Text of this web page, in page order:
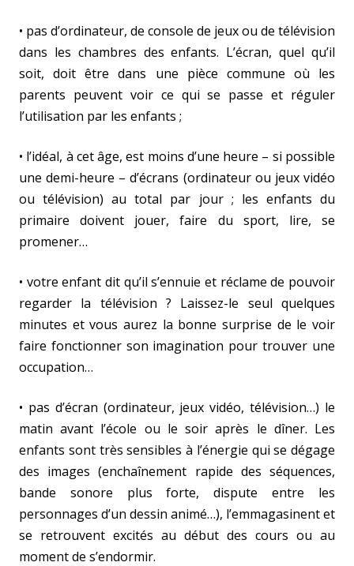
• pas d’ordinateur, de console de jeux ou de télévision
dans les chambres des enfants. L’écran, quel qu’il
soit, doit être dans une pièce commune où les
parents peuvent voir ce qui se passe et réguler
l’utilisation par les enfants ;
• l’idéal, à cet âge, est moins d’une heure – si possible
une demi-heure – d’écrans (ordinateur ou jeux vidéo
ou télévision) au total par jour ; les enfants du
primaire doivent jouer, faire du sport, lire, se
promener…
• votre enfant dit qu’il s’ennuie et réclame de pouvoir
regarder la télévision ? Laissez-le seul quelques
minutes et vous aurez la bonne surprise de le voir
faire fonctionner son imagination pour trouver une
occupation…
• pas d’écran (ordinateur, jeux vidéo, télévision…) le
matin avant l’école ou le soir après le dîner. Les
enfants sont très sensibles à l’énergie qui se dégage
des images (enchaînement rapide des séquences,
bande sonore plus forte, dispute entre les
personnages d’un dessin animé…), l’emmagasinent et
se retrouvent excités au début des cours ou au
moment de s’endormir.